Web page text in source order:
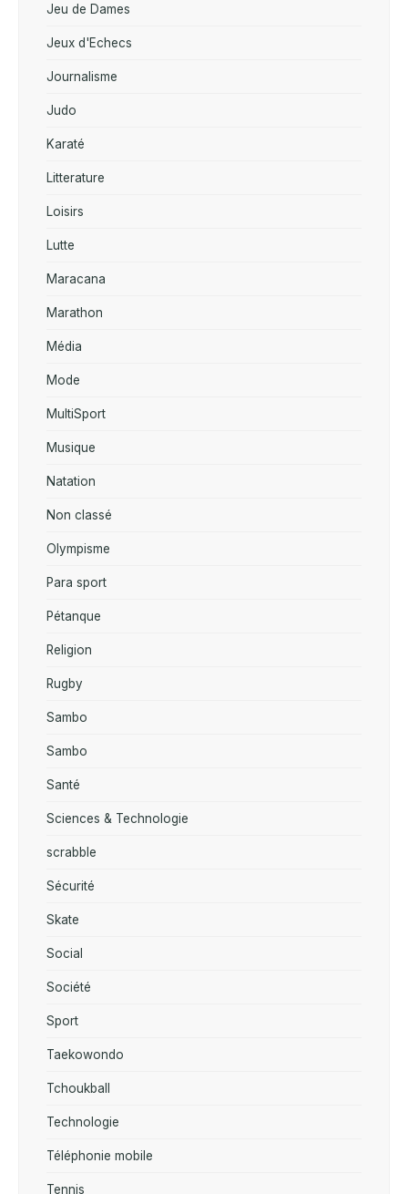
Jeu de Dames
Jeux d'Echecs
Journalisme
Judo
Karaté
Litterature
Loisirs
Lutte
Maracana
Marathon
Média
Mode
MultiSport
Musique
Natation
Non classé
Olympisme
Para sport
Pétanque
Religion
Rugby
Sambo
Sambo
Santé
Sciences & Technologie
scrabble
Sécurité
Skate
Social
Société
Sport
Taekowondo
Tchoukball
Technologie
Téléphonie mobile
Tennis